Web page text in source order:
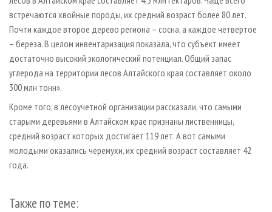
встречаются хвойные породы, их средний возраст более 80 лет.
Почти каждое второе дерево региона – сосна, а каждое четвертое
– береза. В целом инвентаризация показала, что субъект имеет
достаточно высокий экологический потенциал. Общий запас
углерода на территории лесов Алтайского края составляет около
300 млн тонн».
Кроме того, в лесоучетной организации рассказали, что самыми
старыми деревьями в Алтайском крае признаны лиственницы,
средний возраст которых достигает 119 лет. А вот самыми
молодыми оказались черемухи, их средний возраст составляет 42
года.
Также по теме: